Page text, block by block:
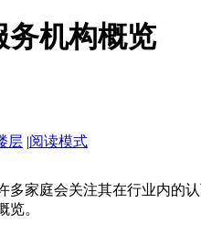
务机构概览
层 |阅读模式
多家庭会关注其在行业内的
览。